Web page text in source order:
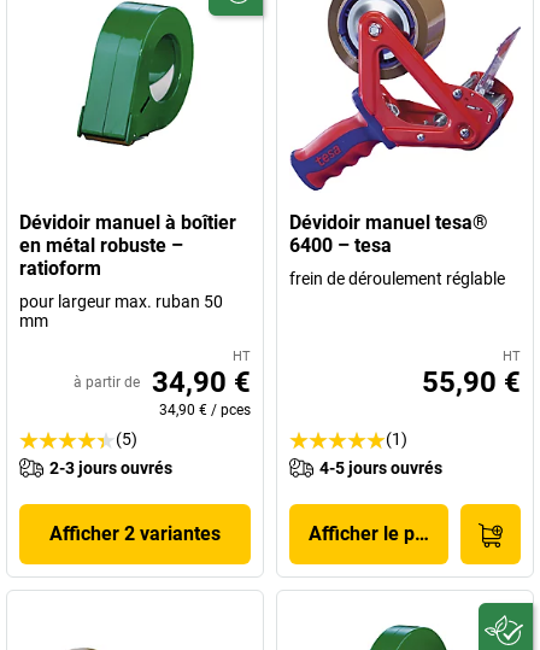
Dévidoir manuel à boîtier
en métal robuste –
ratioform
pour largeur max. ruban 50
mm
HT
à partir de 34,90 €
34,90 € / pces
(5)
2-3 jours ouvrés
Afficher 2 variantes
Dévidoir manuel tesa®
6400 – tesa
frein de déroulement réglable
HT
55,90 €
(1)
4-5 jours ouvrés
Afficher le produit